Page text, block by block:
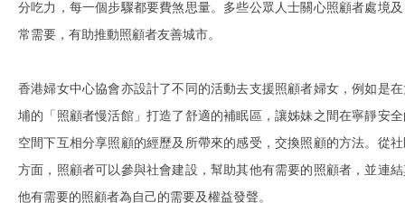
分吃力，每一個步驟都要費煞思量。多些公眾人士關心照顧者處境
常需要，有助推動照顧者友善城市。
香港婦女中心協會亦設計了不同的活動去支援照顧者婦女，例如是
埔的「照顧者慢活館」打造了舒適的補眠區，讓姊妹之間在寧靜安
空間下互相分享照顧的經歷及所帶來的感受，交換照顧的方法。從
方面，照顧者可以參與社會建設，幫助其他有需要的照顧者，並連
他有需要的照顧者為自己的需要及權益發聲。